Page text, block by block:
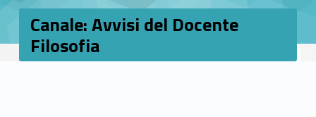
Canale: Avvisi del Docente
Filosofia